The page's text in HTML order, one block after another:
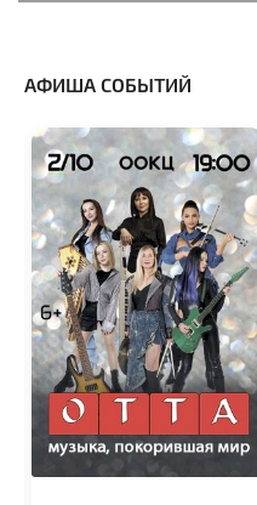
АФИША СОБЫТИЙ